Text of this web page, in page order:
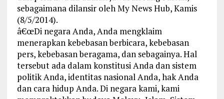
sebagaimana dilansir oleh My News Hub, Kamis
(8/5/2014).
â€œDi negara Anda, Anda mengklaim
menerapkan kebebasan berbicara, kebebasan
pers, kebebasan beragama, dan sebagainya. Hal
tersebut ada dalam konstitusi Anda dan sistem
politik Anda, identitas nasional Anda, hak Anda
dan cara hidup Anda. Di negara kami, kami